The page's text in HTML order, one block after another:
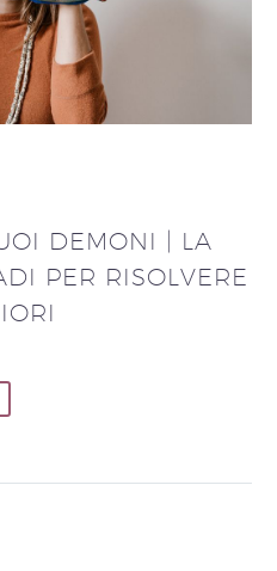
DEMONI | LA
PER RISOLVERE